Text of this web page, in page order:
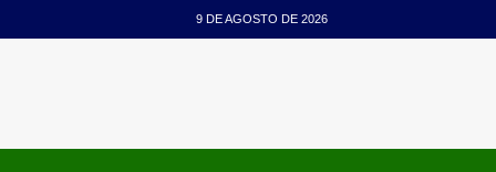
9 DE AGOSTO DE 2026